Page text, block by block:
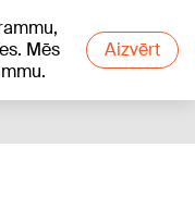
Mēs
Aizvērt